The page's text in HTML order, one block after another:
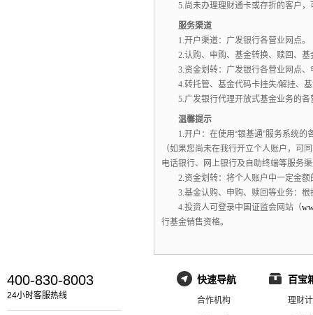
5.尚未办理理财通卡或存折的客户
服务渠道
1.开户渠道：广发银行各营业网点。
2.认购、申购、基金转换、赎回、
3.资金划转：广发银行各营业网点
4.转托管、基金代码卡挂失/解挂、
5.广发银行代理开放式基金业务的
温馨提示
1.开户：在使用“银基通”服务系统的
（如果您尚未在我行开立个人账户，
可
电话银行、
网上银行及自助终端等服务
2.资金划转：将个人账户中一定金
3.基金认购、申购、赎回等业务：
4.投资人可登录中国证监会网站（
行基金销售资格。
400-830-8003
24小时客服热线
快速导航
合作机构
百宝
理财